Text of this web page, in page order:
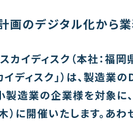
画のデジタル化から
カイディスク（本社：福
イディスク」）は、製造
製造業の企業様を対象
）に開催いたします。あ